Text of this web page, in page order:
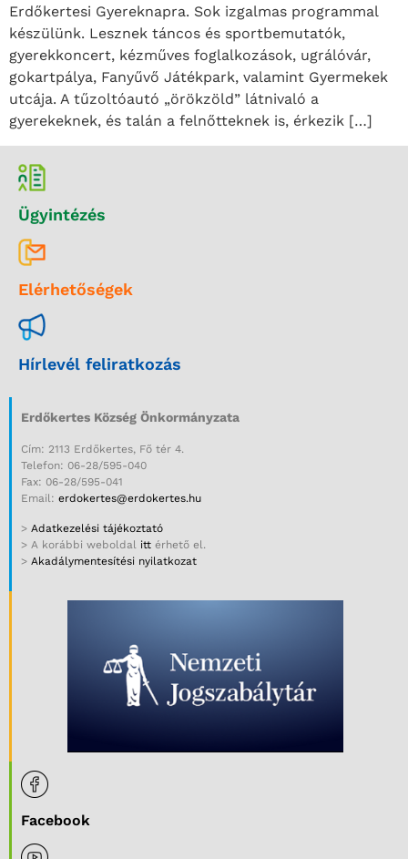
Erdőkertesi Gyereknapra. Sok izgalmas programmal
készülünk. Lesznek táncos és sportbemutatók,
gyerekkoncert, kézműves foglalkozások, ugrálóvár,
gokartpálya, Fanyűvő Játékpark, valamint Gyermekek
utcája. A tűzoltóautó „örökzöld” látnivaló a
gyerekeknek, és talán a felnőtteknek is, érkezik […]
Ügyintézés
Elérhetőségek
Hírlevél feliratkozás
Erdőkertes Község Önkormányzata
Cím: 2113 Erdőkertes, Fő tér 4.
Telefon: 06-28/595-040
Fax: 06-28/595-041
Email: erdokertes@erdokertes.hu
> Adatkezelési tájékoztató
> A korábbi weboldal itt érhető el.
> Akadálymentesítési nyilatkozat
Facebook